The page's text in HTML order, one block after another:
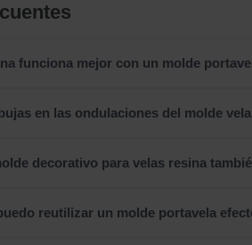
funciona mejor con un molde
en las ondulaciones del molde
decorativo para velas resina
reutilizar un molde portavela